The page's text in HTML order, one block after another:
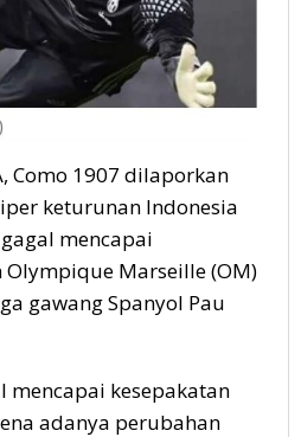
Como 1907 dilaporkan
keturunan Indonesia
mencapai
Olympique Marseille (OM)
gawang Spanyol Pau
mencapai kesepakatan
adanya perubahan